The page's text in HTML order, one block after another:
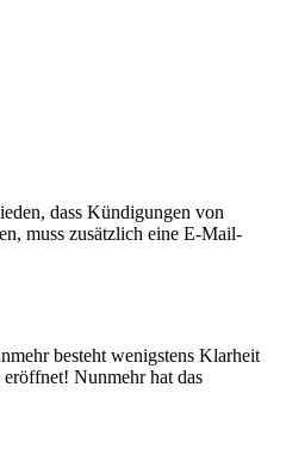
dass Kündigungen von
muss zusätzlich eine E-Mail-
besteht wenigstens Klarheit
Nunmehr hat das